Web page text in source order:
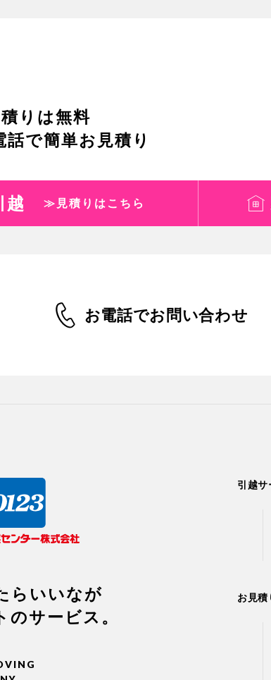
りは無料
話で簡単お見積り
越 ≫見積りはこちら
お電話でお問い合わせ
らいいなが
のサービス。
引越サ
お見積